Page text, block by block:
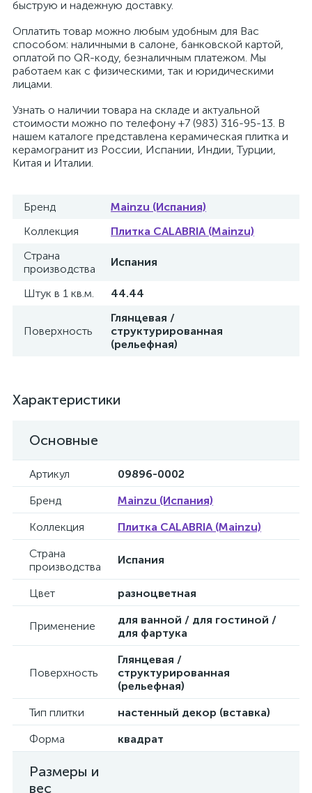
быструю и надежную доставку.
Оплатить товар можно любым удобным для Вас
способом: наличными в салоне, банковской картой,
оплатой по QR-коду, безналичным платежом. Мы
работаем как с физическими, так и юридическими
лицами.
Узнать о наличии товара на складе и актуальной
стоимости можно по телефону +7 (983) 316-95-13. В
нашем каталоге представлена керамическая плитка и
керамогранит из России, Испании, Индии, Турции,
Китая и Италии.
Бренд
Mainzu (Испания)
Коллекция
Плитка CALABRIA (Mainzu)
Страна
производства
Испания
Штук в 1 кв.м. 44.44
Поверхность
Глянцевая /
структурированная
(рельефная)
Характеристики
Основные
Артикул
09896-0002
Бренд
Mainzu (Испания)
Коллекция
Плитка CALABRIA (Mainzu)
Страна
производства
Испания
Цвет разноцветная
Применение
для ванной / для гостиной /
для фартука
Поверхность
Глянцевая /
структурированная
(рельефная)
Тип плитки
настенный декор (вставка)
Форма
квадрат
Размеры и
вес